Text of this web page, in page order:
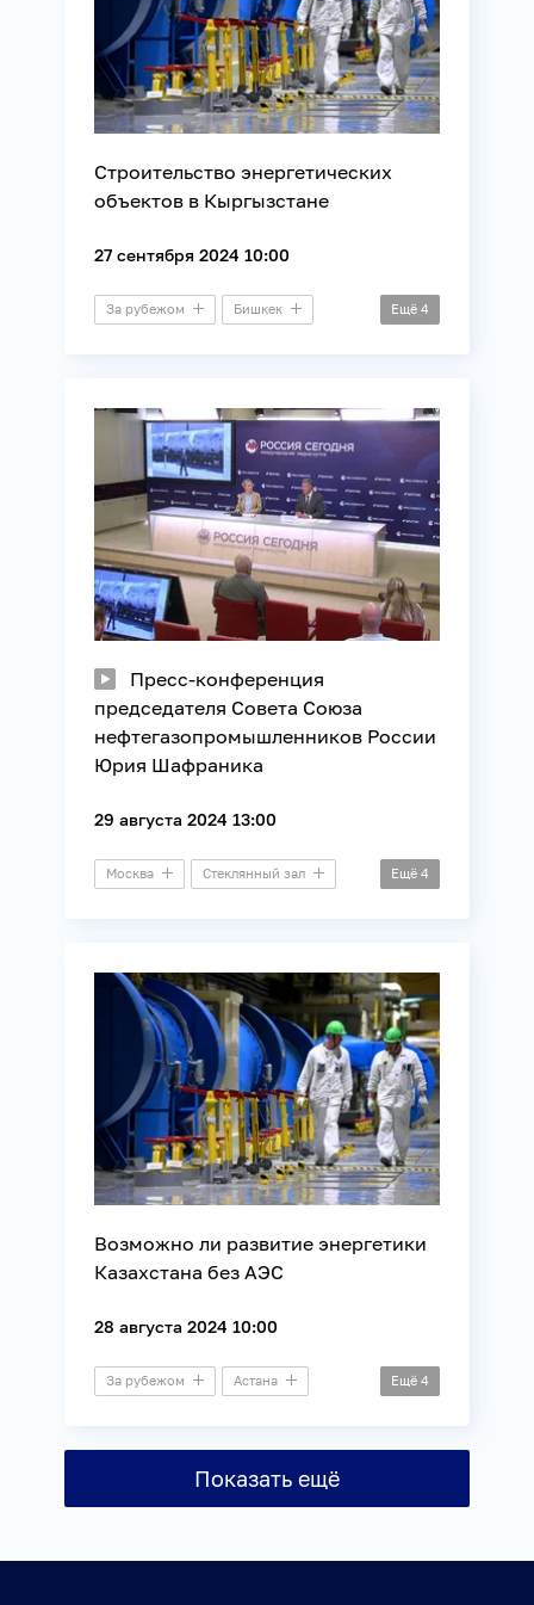
Строительство энергетических
объектов в Кыргызстане
27 сентября 2024 10:00
За рубежом Бишкек Ещё 4
Пресс-конференция
председателя Совета Союза
нефтегазопромышленников России
Юрия Шафраника
29 августа 2024 13:00
Москва Стеклянный зал Ещё 4
Возможно ли развитие энергетики
Казахстана без АЭС
28 августа 2024 10:00
За рубежом Астана
Экология Энергетика
Ещё 4
Показать ещё